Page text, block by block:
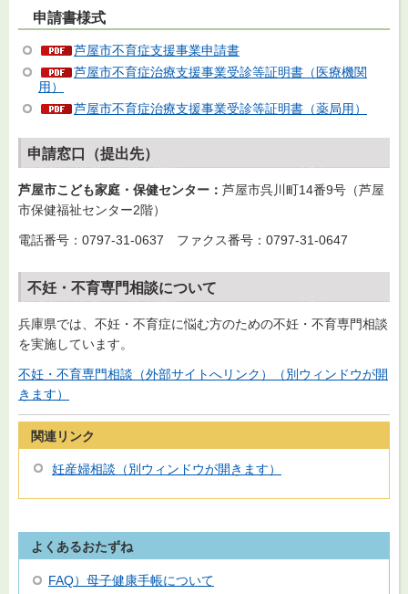
申請書様式
芦屋市不育症支援事業申請書
芦屋市不育症治療支援事業受診等証明書（医療機関
用）
芦屋市不育症治療支援事業受診等証明書（薬局用）
申請窓口（提出先）
芦屋市こども家庭・保健センター： 芦屋市呉川町14番9号（芦屋
市保健福祉センター2階）
電話番号：0797-31-0637 ファクス番号：0797-31-0647
不妊・不育専門相談について
兵庫県では、不妊・不育症に悩む方のための不妊・不育専門相談
を実施しています。
不妊・不育専門相談（外部サイトへリンク）（別ウィンドウが開
きます）
関連リンク
妊産婦相談（別ウィンドウが開きます）
よくあるおたずね
FAQ）母子健康手帳について